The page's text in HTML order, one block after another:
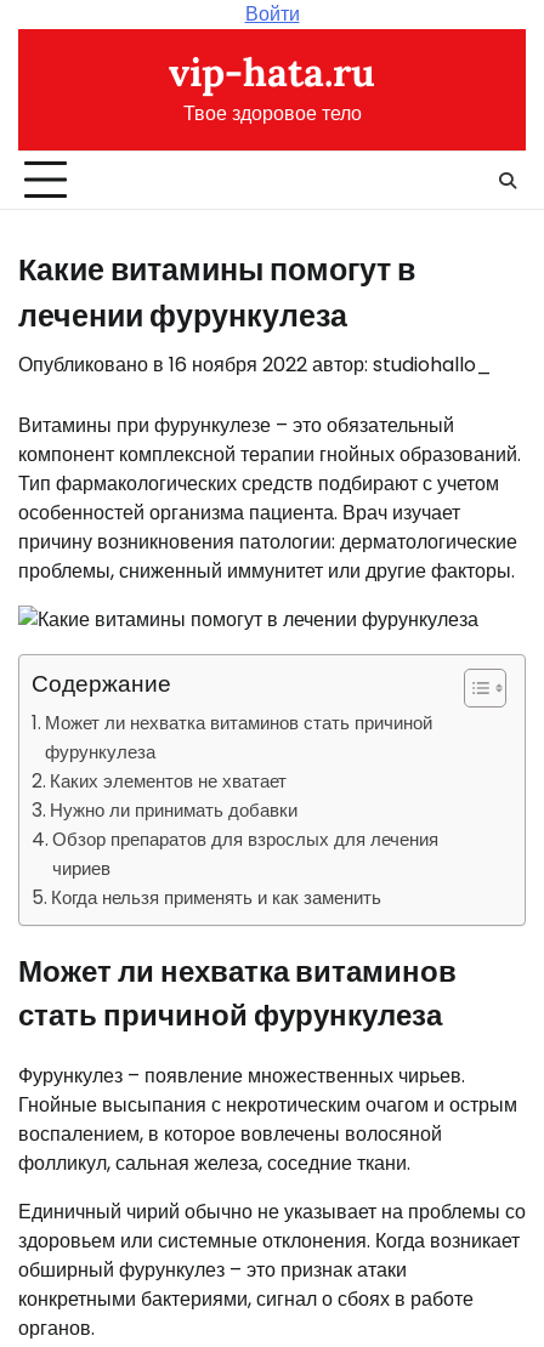
Войти
vip-hata.ru
Твое здоровое тело
Какие витамины помогут в
лечении фурункулеза
Опубликовано в 16 ноября 2022автор: studiohallo_
Витамины при фурункулезе – это обязательный
компонент комплексной терапии гнойных образований.
Тип фармакологических средств подбирают с учетом
особенностей организма пациента. Врач изучает
причину возникновения патологии: дерматологические
проблемы, сниженный иммунитет или другие факторы.
Содержание
Может ли нехватка витаминов стать причиной
фурункулеза
Каких элементов не хватает
Нужно ли принимать добавки
Обзор препаратов для взрослых для лечения
чириев
Когда нельзя применять и как заменить
Может ли нехватка витаминов
стать причиной фурункулеза
Фурункулез – появление множественных чирьев.
Гнойные высыпания с некротическим очагом и острым
воспалением, в которое вовлечены волосяной
фолликул, сальная железа, соседние ткани.
Единичный чирий обычно не указывает на проблемы со
здоровьем или системные отклонения. Когда возникает
обширный фурункулез – это признак атаки
конкретными бактериями, сигнал о сбоях в работе
органов.